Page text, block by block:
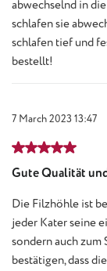
abwechselnd in
schlafen sie
schlafen tief und
bestellt!
7 March 2023 13:47
Review with rating
Gute Qualität
Die Filzhöhle ist
jeder Kater seine
sondern auch zum
bestätigen, dass